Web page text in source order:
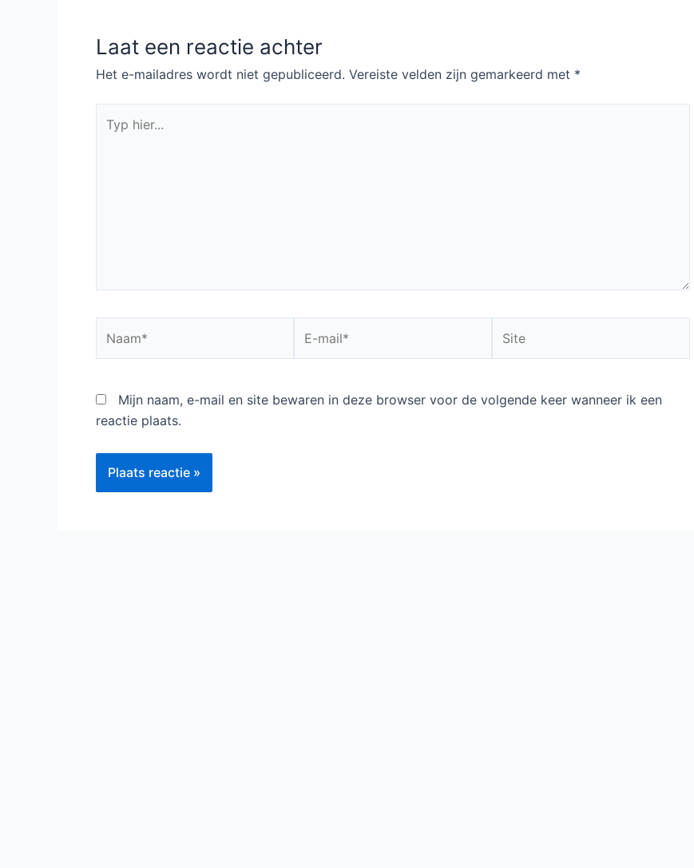
Laat een reactie achter
Het e-mailadres wordt niet gepubliceerd. Vereiste velden zijn gemarkeerd met *
hier...
mail*
Mijn naam, e-mail en site bewaren in deze browser voor de volgende keer wanneer ik een
reactie plaats.